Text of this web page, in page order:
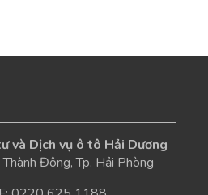
và Dịch vụ ô tô Hải Dương
Đông, Tp. Hải Phòng